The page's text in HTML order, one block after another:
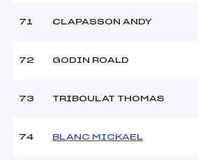
71 CLAPASSON ANDY
72 GODIN ROALD
73 TRIBOULAT THOMAS
74 BLANC MICKAEL